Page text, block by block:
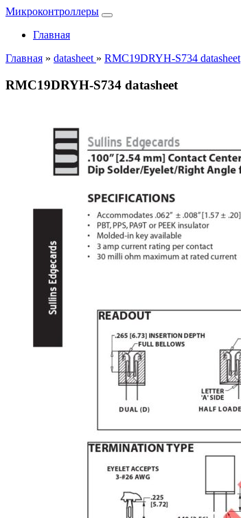
Микроконтроллеры
Главная
Главная » datasheet » RMC19DRYH-S734 datasheet
RMC19DRYH-S734 datasheet